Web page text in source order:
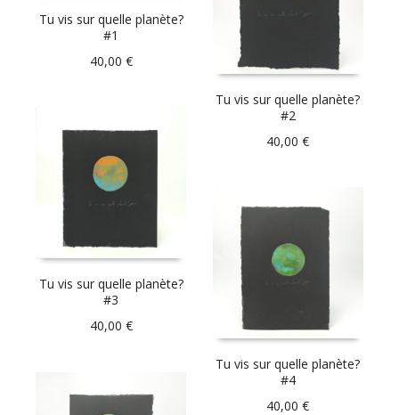
Tu vis sur quelle planète?
#1
40,00 €
Tu vis sur quelle planète?
#2
40,00€
Tu vis sur quelle planète?
#3
40,00 €
Tu vis sur quelle planète?
#4
40,00€